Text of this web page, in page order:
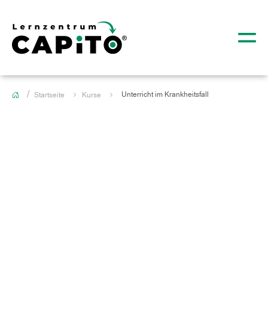
Startseite Kurse Unterricht im Krankheitsfall